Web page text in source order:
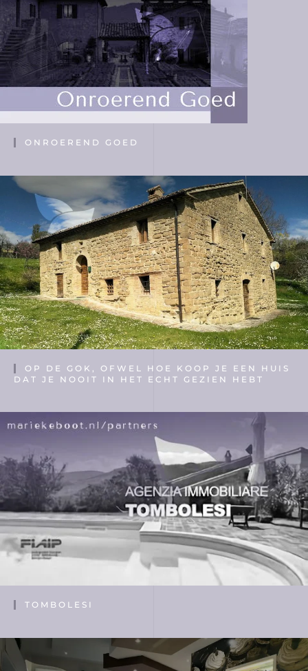
ONROEREND GOED
OP DE GOK, OFWEL HOE KOOP JE EEN HUIS
DAT JE NOOIT IN HET ECHT GEZIEN HEBT
TOMBOLESI